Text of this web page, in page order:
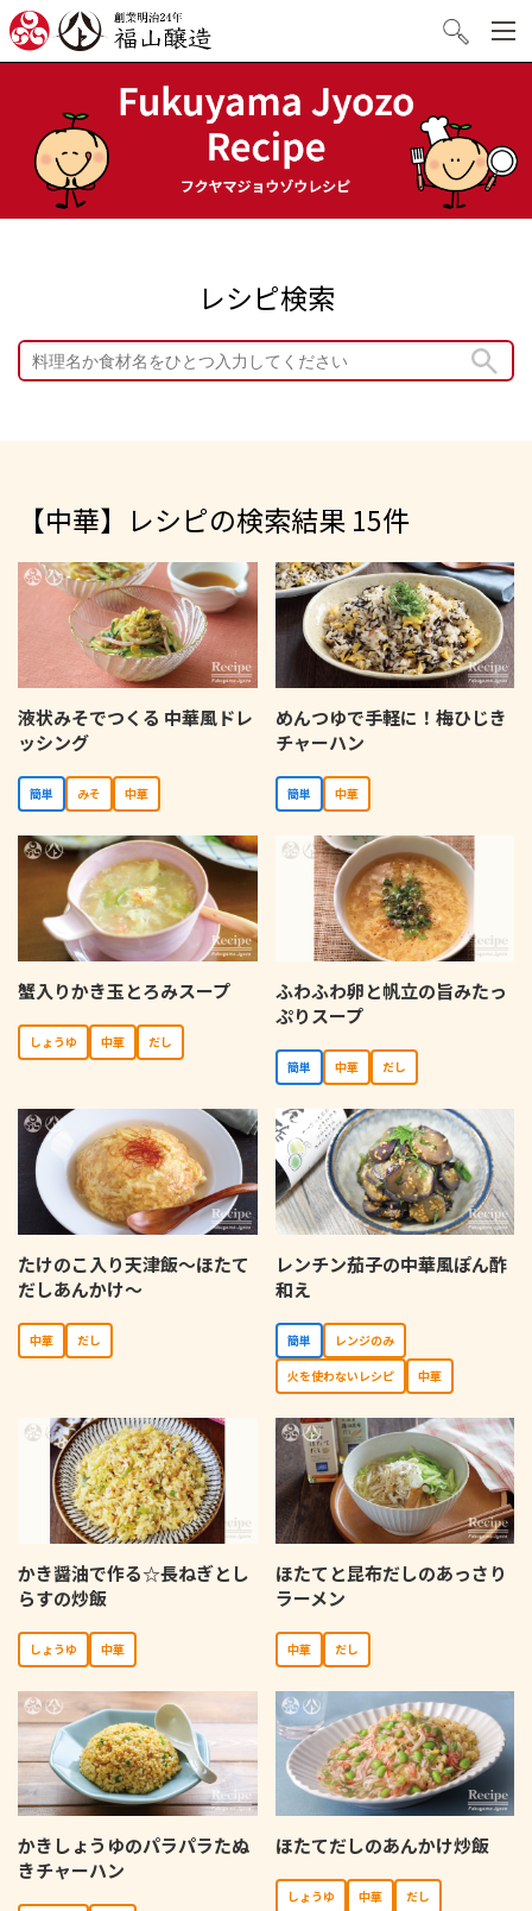
検索
レシピ検索
【中華】レシピの検索結果 15件
液状みそでつくる 中華風ドレ
ッシング
簡単 みそ 中華
めんつゆで手軽に！梅ひじき
チャーハン
簡単 中華
蟹入りかき玉とろみスープ
しょうゆ 中華 だし
ふわふわ卵と帆立の旨みたっ
ぷりスープ
簡単 中華 だし
たけのこ入り天津飯～ほたて
だしあんかけ～
中華 だし
レンチン茄子の中華風ぽん酢
和え
簡単
レンジのみ
⽕を使わないレシピ
中華
かき醤油で作る☆長ねぎとし
らすの炒飯
しょうゆ 中華
ほたてと昆布だしのあっさり
ラーメン
中華 だし
かきしょうゆのパラパラたぬ
きチャーハン
ほたてだしのあんかけ炒飯
しょうゆ 中華 だし